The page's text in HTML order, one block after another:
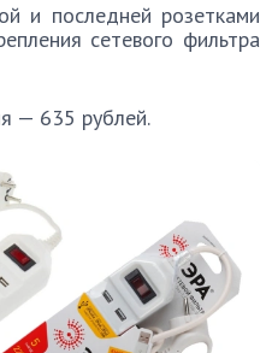
и последней розетками
сетевого фильтра
— 635 рублей.